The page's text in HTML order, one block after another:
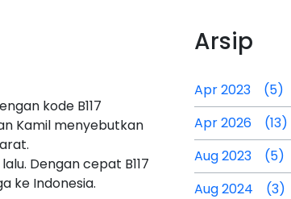
kode B117
Kamil menyebutkan
Dengan cepat B117
ke Indonesia.
Arsip
Apr 2023 (5)
Apr 2026 (13)
Aug 2023 (5)
Aug 2024 (3)